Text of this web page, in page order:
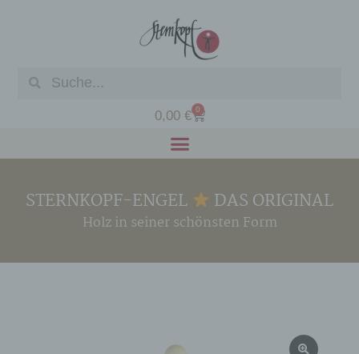
0,00 € 0
STERNKOPF-ENGEL DAS ORIGINAL
Holz in seiner schönsten Form